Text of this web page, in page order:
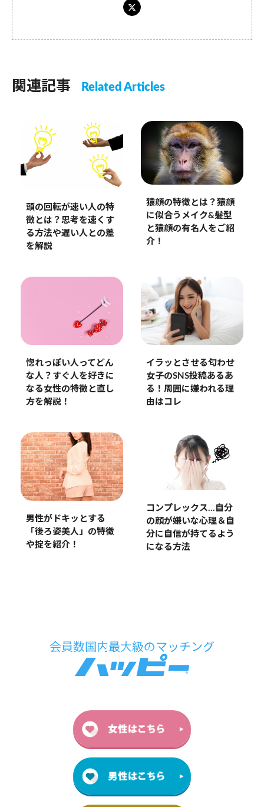
関連記事 Related Articles
頭の回転が速い人の特
徴とは？思考を速くす
る方法や遅い人との差
を解説
猿顔の特徴とは？猿顔
に似合うメイク&髪型
と猿顔の有名人をご紹
介！
惚れっぽい人ってどん
な人？すぐ人を好きに
なる女性の特徴と直し
方を解説！
イラッとさせる匂わせ
女子のSNS投稿あるあ
る！周囲に嫌われる理
由はコレ
男性がドキッとする
「後ろ姿美人」の特徴
や掟を紹介！
コンプレックス…自分
の顔が嫌いな心理＆自
分に自信が持てるよう
になる方法